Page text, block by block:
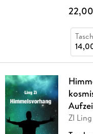
ZI Ling